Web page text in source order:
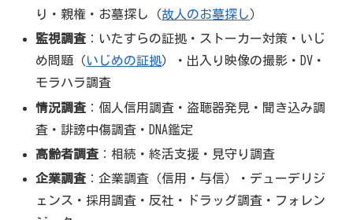
り・親権・お墓探し（故人のお墓探し）
監視調査 ：いたすらの証拠・ストーカー対策・いじ
め問題（いじめの証拠）・出入り映像の撮影・DV・
モラハラ調査
情況調査 ：個人信用調査・盗聴器発見・聞き込み調
査・誹謗中傷調査・DNA鑑定
高齢者調査 ：相続・終活支援・見守り調査
企業調査 ：企業調査（信用・与信）・デューデリジ
ェンス・採用調査・反社・ドラッグ調査・フォレン